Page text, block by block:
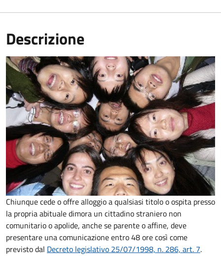
Descrizione
Chiunque cede o offre alloggio a qualsiasi titolo o ospita presso
la propria abituale dimora un cittadino straniero non
comunitario o apolide, anche se parente o affine, deve
presentare una comunicazione entro 48 ore così come
previsto dal Decreto legislativo 25/07/1998, n. 286, art. 7.